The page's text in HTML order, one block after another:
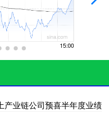
产业链公司预喜半年度业绩